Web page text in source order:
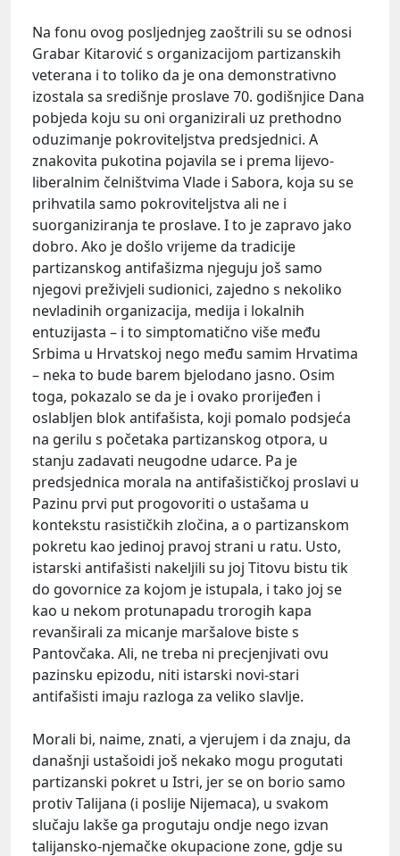
Na fonu ovog posljednjeg zaoštrili su se odnosi
Grabar Kitarović s organizacijom partizanskih
veterana i to toliko da je ona demonstrativno
izostala sa središnje proslave 70. godišnjice Dana
pobjeda koju su oni organizirali uz prethodno
oduzimanje pokroviteljstva predsjednici. A
znakovita pukotina pojavila se i prema lijevo-
liberalnim čelništvima Vlade i Sabora, koja su se
prihvatila samo pokroviteljstva ali ne i
suorganiziranja te proslave. I to je zapravo jako
dobro. Ako je došlo vrijeme da tradicije
partizanskog antifašizma njeguju još samo
njegovi preživjeli sudionici, zajedno s nekoliko
nevladinih organizacija, medija i lokalnih
entuzijasta – i to simptomatično više među
Srbima u Hrvatskoj nego među samim Hrvatima
– neka to bude barem bjelodano jasno. Osim
toga, pokazalo se da je i ovako prorijeđen i
oslabljen blok antifašista, koji pomalo podsjeća
na gerilu s početaka partizanskog otpora, u
stanju zadavati neugodne udarce. Pa je
predsjednica morala na antifašističkoj proslavi u
Pazinu prvi put progovoriti o ustašama u
kontekstu rasističkih zločina, a o partizanskom
pokretu kao jedinoj pravoj strani u ratu. Usto,
istarski antifašisti nakeljili su joj Titovu bistu tik
do govornice za kojom je istupala, i tako joj se
kao u nekom protunapadu trorogih kapa
revanširali za micanje maršalove biste s
Pantovčaka. Ali, ne treba ni precjenjivati ovu
pazinsku epizodu, niti istarski novi-stari
antifašisti imaju razloga za veliko slavlje.
Morali bi, naime, znati, a vjerujem i da znaju, da
današnji ustašoidi još nekako mogu progutati
partizanski pokret u Istri, jer se on borio samo
protiv Talijana (i poslije Nijemaca), u svakom
slučaju lakše ga progutaju ondje nego izvan
talijansko-njemačke okupacione zone, gdje su